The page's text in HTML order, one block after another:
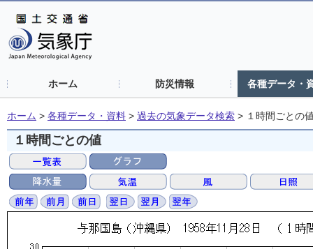
ホーム 防災情報 各種データ・
ホーム > 各種データ・資料 > 過去の気象データ検索 > １時間ごとの
１時間ごとの値